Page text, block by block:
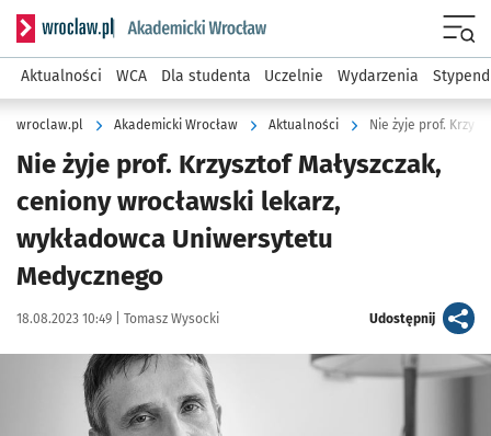
Serwis informacyjny wroclaw.pl podserwis: Akademicki
Aktualności WCA Dla studenta Uczelnie Wydarzenia
wroclaw.pl Akademicki Wrocław Aktualności
Nie żyje prof. Krzysztof Małyszczak,
ceniony wrocławski lekarz,
wykładowca Uniwersytetu
Medycznego
Data publikacji:
18.08.2023 10:49 | Autor:
Tomasz Wysocki Udostępnijartykuł
Kliknij, aby powiększyć